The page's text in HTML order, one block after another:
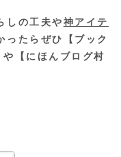
しの工夫や神アイテ
ったらぜひ【ブック
【にほんブログ村